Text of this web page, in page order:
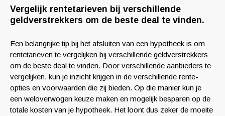
Vergelijk rentetarieven bij verschillende
geldverstrekkers om de beste deal te vinden.
Een belangrijke tip bij het afsluiten van een hypotheek is om
rentetarieven te vergelijken bij verschillende geldverstrekkers
om de beste deal te vinden. Door verschillende aanbieders te
vergelijken, kun je inzicht krijgen in de verschillende rente-
opties en voorwaarden die zij bieden. Op die manier kun je
een weloverwogen keuze maken en mogelijk besparen op de
totale kosten van je hypotheek. Het loont dus zeker de moeite